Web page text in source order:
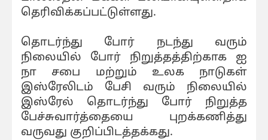
தெரிவிக்கப்பட்டுள்ளது.
தொடர்ந்து போர் நடந்து வரும்
நிலையில் போர் நிறுத்தத்திற்காக ஐ
நா சபை மற்றும் உலக நாடுகள்
இஸ்ரேலிடம் பேசி வரும் நிலையில்
இஸ்ரேல் தொடர்ந்து போர் நிறுத்த
பேச்சுவார்த்தையை புறக்கணித்து
வருவது குறிப்பிடத்தக்கது.